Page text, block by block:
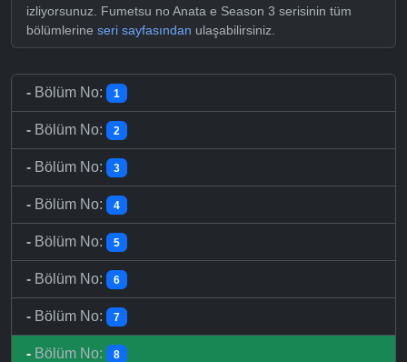
izliyorsunuz. Fumetsu no Anata e Season 3 serisinin tüm
bölümlerine seri sayfasından ulaşabilirsiniz.
- Bölüm No: 1
- Bölüm No: 2
- Bölüm No: 3
- Bölüm No: 4
- Bölüm No: 5
- Bölüm No: 6
- Bölüm No: 7
- Bölüm No: 8